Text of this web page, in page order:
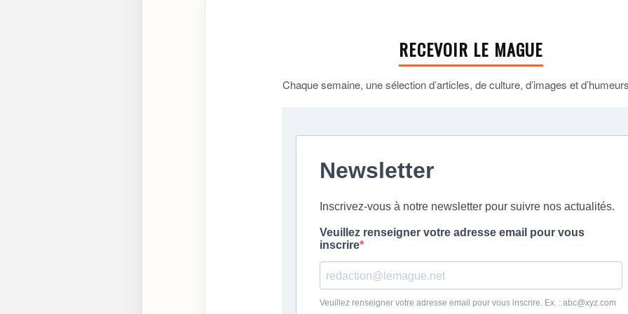
RECEVOIR LE MAGUE
Chaque semaine, une sélection d’articles, de culture, d’images et